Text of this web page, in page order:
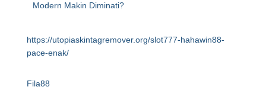
Modern Makin Diminati?
https://utopiaskintagremover.org/slot777-hahawin88-
pace-enak/
Fila88